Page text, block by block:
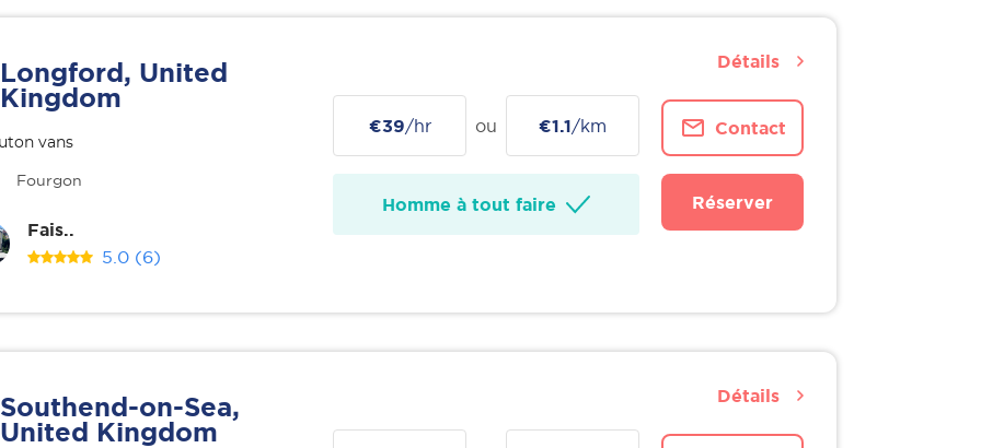
Longford, United
Kingdom
vans
Fourgon
Fais..
5.0 (6)
€39/hr ou €1.1/km
Homme à tout faire
Contact
Réserver
Détails
Southend-on-Sea,
United Kingdom
Détails